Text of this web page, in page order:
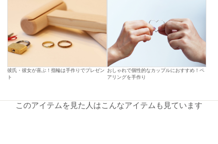
彼氏・彼女が喜ぶ！指輪は手作りでプレゼン
ト
おしゃれで個性的なカップルにおすすめ！ペ
アリングを手作り
このアイテムを見た人はこんなアイテムも見ています